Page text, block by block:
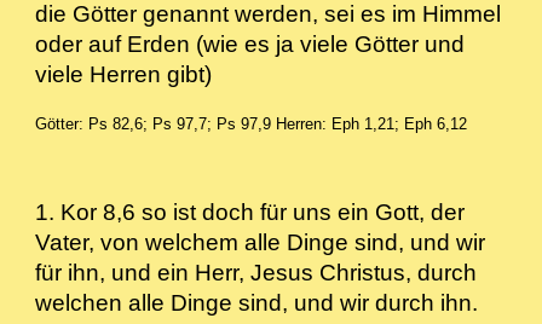
die Götter genannt werden, sei es im Himmel
oder auf Erden (wie es ja viele Götter und
viele Herren gibt)
Götter: Ps 82,6; Ps 97,7; Ps 97,9 Herren: Eph 1,21; Eph 6,12
1. Kor 8,6 so ist doch für uns ein Gott, der
Vater, von welchem alle Dinge sind, und wir
für ihn, und ein Herr, Jesus Christus, durch
welchen alle Dinge sind, und wir durch ihn.